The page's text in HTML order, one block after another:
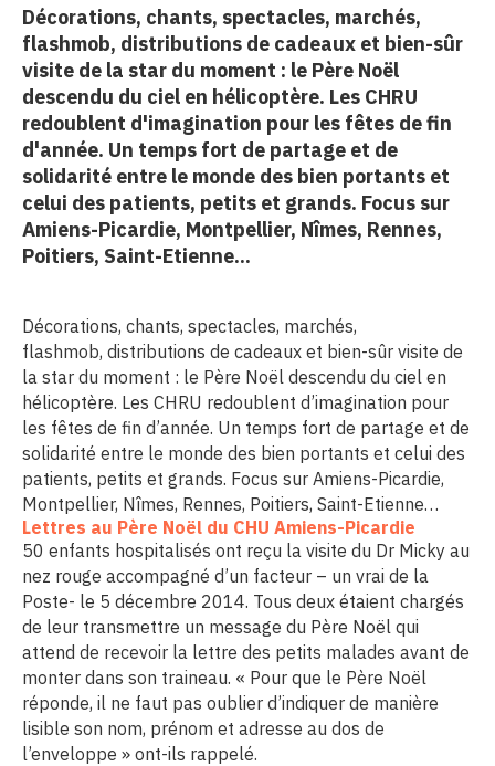
au CHU
& patrimoine
CONNECTÉ
d’info
l’éditeur
Décorations, chants, spectacles, marchés,
flashmob, distributions de cadeaux et bien-sûr
visite de la star du moment : le Père Noël
descendu du ciel en hélicoptère. Les CHRU
redoublent d'imagination pour les fêtes de fin
d'année. Un temps fort de partage et de
solidarité entre le monde des bien portants et
celui des patients, petits et grands. Focus sur
Amiens-Picardie, Montpellier, Nîmes, Rennes,
Poitiers, Saint-Etienne...
Décorations, chants, spectacles, marchés,
flashmob, distributions de cadeaux et bien-sûr visite de
la star du moment : le Père Noël descendu du ciel en
hélicoptère. Les CHRU redoublent d’imagination pour
les fêtes de fin d’année. Un temps fort de partage et de
solidarité entre le monde des bien portants et celui des
patients, petits et grands. Focus sur Amiens-Picardie,
Montpellier, Nîmes, Rennes, Poitiers, Saint-Etienne…
Lettres au Père Noël du CHU Amiens-Picardie
50 enfants hospitalisés ont reçu la visite du Dr Micky au
nez rouge accompagné d’un facteur – un vrai de la
Poste- le 5 décembre 2014. Tous deux étaient chargés
de leur transmettre un message du Père Noël qui
attend de recevoir la lettre des petits malades avant de
monter dans son traineau. « Pour que le Père Noël
réponde, il ne faut pas oublier d’indiquer de manière
lisible son nom, prénom et adresse au dos de
l’enveloppe » ont-ils rappelé.